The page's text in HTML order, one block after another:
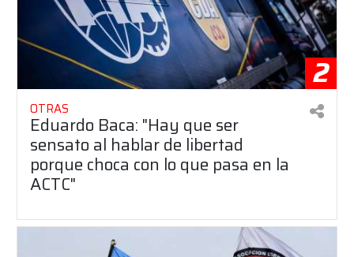
2
OTRAS
Eduardo Baca: "Hay que ser
sensato al hablar de libertad
porque choca con lo que pasa en la
ACTC"